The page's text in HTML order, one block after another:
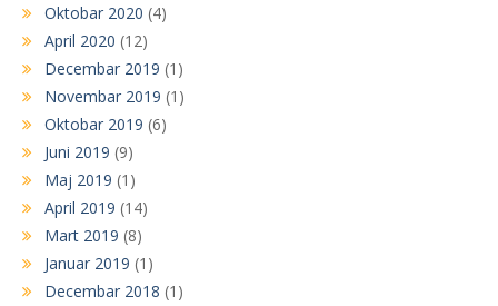
Oktobar 2020 (4)
April 2020 (12)
Decembar 2019 (1)
Novembar 2019 (1)
Oktobar 2019 (6)
Juni 2019 (9)
Maj 2019 (1)
April 2019 (14)
Mart 2019 (8)
Januar 2019 (1)
Decembar 2018 (1)